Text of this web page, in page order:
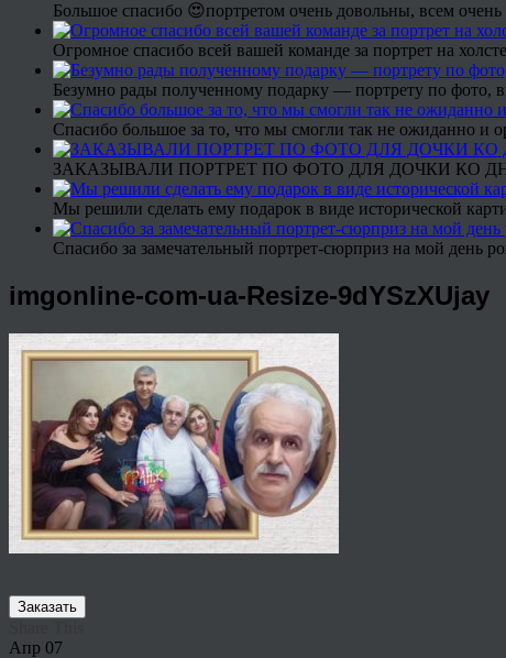
Большое спасибо 😍портретом очень довольны, всем
Огромное спасибо всей вашей команде за портрет на
Безумно рады полученному подарку — портрету по фото,
Спасибо большое за то, что мы смогли так не ожиданно и
ЗАКАЗЫВАЛИ ПОРТРЕТ ПО ФОТО ДЛЯ ДОЧКИ КО
Мы решили сделать ему подарок в виде исторической
Спасибо за замечательный портрет-сюрприз на мой день
imgonline-com-ua-Resize-9dYSzXUjay
Заказать
Апр 07